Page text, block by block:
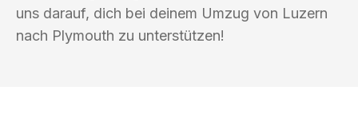
uns darauf, dich bei deinem Umzug von Luzern
nach Plymouth zu unterstützen!